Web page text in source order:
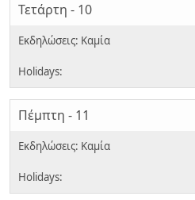
Τετάρτη - 10
Πέμπτη - 11